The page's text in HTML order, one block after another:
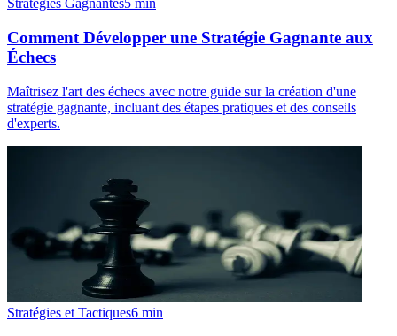
Stratégies Gagnantes5 min
Comment Développer une Stratégie Gagnante aux
Échecs
Maîtrisez l'art des échecs avec notre guide sur la création d'une
stratégie gagnante, incluant des étapes pratiques et des conseils
d'experts.
Stratégies et Tactiques6 min